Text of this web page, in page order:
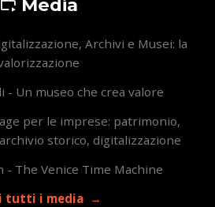
Media
Archivi e Musei: la
- Un museo che crea valore
per le imprese: patrimonio,
storico, digitalizzazione
- The Venice Time Machine
tutti i media